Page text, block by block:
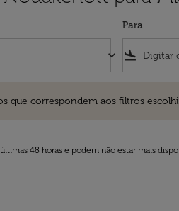
keyboard_arrow_down
Para
flight_land
que correspondem aos filtros
48 horas e podem não estar mais